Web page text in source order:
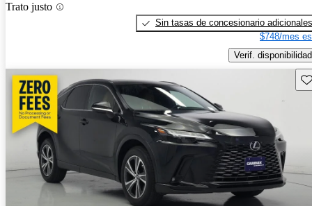
Trato justo
Sin tasas de concesionario adicionales
$748/mes
Verif. disponibilidad